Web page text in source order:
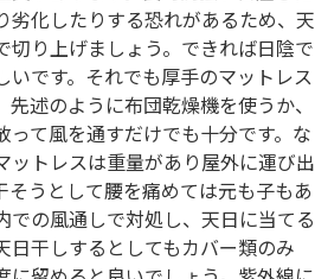
劣化したりする恐れがあるため、天
切り上げましょう。できれば日陰で
いです。それでも厚手のマットレス
述のように布団乾燥機を使うか、
て風を通すだけでも十分です。な
ットレスは重量があり屋外に運び出
そうとして腰を痛めては元も子もあ
での風通しで対処し、天日に当てる
日干しするとしてもカバー類のみ